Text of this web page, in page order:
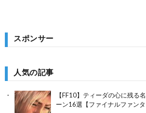
スポンサー
人気の記事
【FF10】ティーダの心に残る
ーン16選【ファイナルファンタ